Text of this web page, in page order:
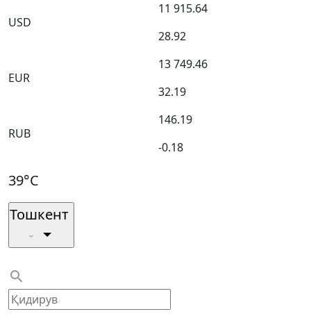
USD
11 915.64
28.92
EUR
13 749.46
32.19
RUB
146.19
-0.18
39°C
Тошкент